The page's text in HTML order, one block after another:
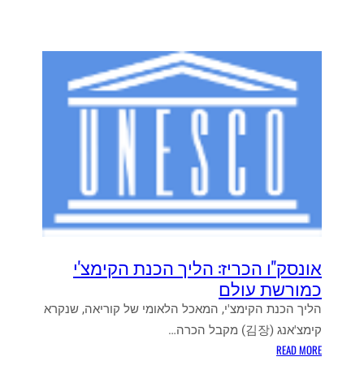
אונסק"ו הכריז: הליך הכנת הקימצ'י
כמורשת עולם
הליך הכנת הקימצ'י, המאכל הלאומי של קוריאה, שנקרא
קימצ'אנג (김장) מקבל הכרה…
READ MORE
: